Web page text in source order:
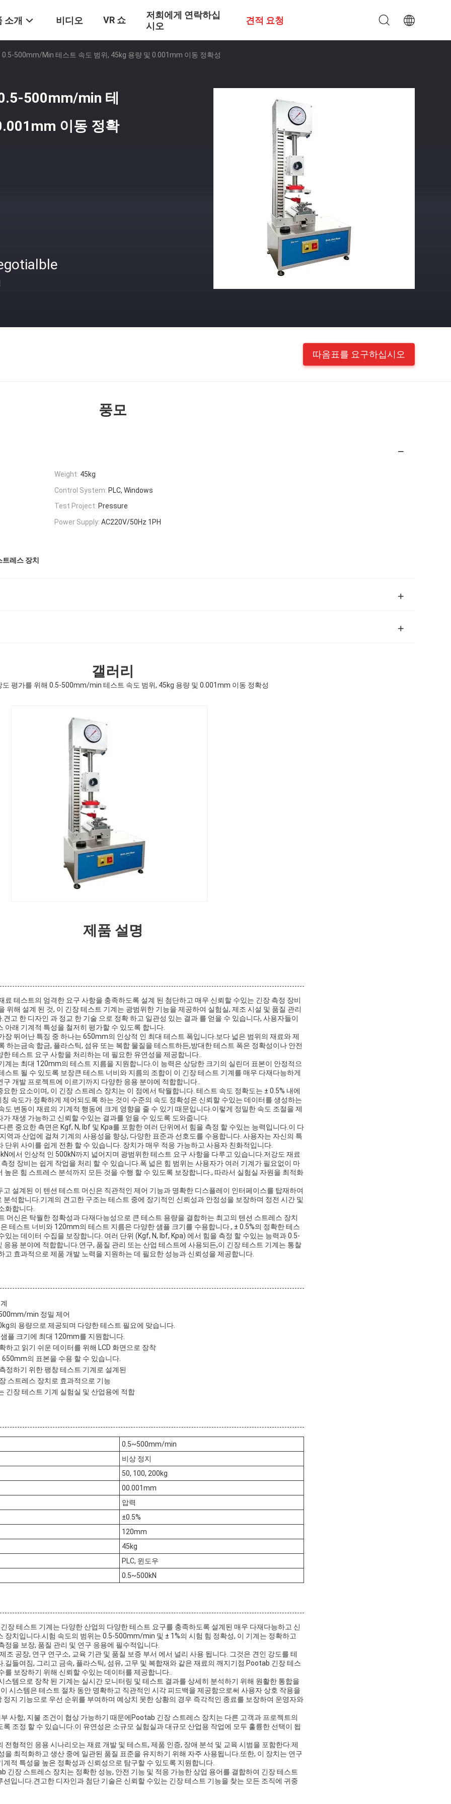
소개 비디오 VR 쇼
저희에게 연락하십
시오
견적 요청
0.5-500mm/min 테스트 속도 범위, 45kg 용량 및 0.001mm 이동 정확성
500mm/min 테
이동 정확
따옴표를 요구하십시오
풍모
Weight: 45kg
Control System: PLC, Windows
Test Project: Pressure
Power Supply: AC220V/50Hz 1PH
트레스 장치
갤러리
도 평가를 위해 0.5-500mm/min 테스트 속도 범위, 45kg 용량 및 0.001mm 이동 정확성
제품 설명
료 테스트의 엄격한 요구 사항을 충족하도록 설계 된 첨단하고 매우 신뢰할 수있는 긴장 측정 장비
위해 설계 된 것, 이 긴장 테스트 기계는 광범위한 기능을 제공하여 실험실, 제조 시설 및 품질 관리
고 한 디자인 과 정교 한 기술 으로 정확 하고 일관성 있는 결과 를 얻을 수 있습니다, 사용자들이
아래 기계적 특성을 철저히 평가할 수 있도록 합니다.
장 뛰어난 특징 중 하나는 650mm의 인상적 인 최대 테스트 폭입니다.보다 넓은 범위의 재료와 제
하는금속 합금, 플라스틱, 섬유 또는 복합 물질을 테스트하든,방대한 테스트 폭은 정확성이나 안전
테스트 요구 사항을 처리하는 데 필요한 유연성을 제공합니다..
계는 최대 120mm의 테스트 지름을 지원합니다.이 능력은 상당한 크기의 실린더 표본이 안정적으
스트 될 수 있도록 보장큰 테스트 너비와 지름의 조합이 이 긴장 테스트 기계를 매우 다재다능하게
개발 프로젝트에 이르기까지 다양한 응용 분야에 적합합니다..
한 요소이며, 이 긴장 스트레스 장치는 이 점에서 탁월합니다. 테스트 속도 정확도는 ± 0.5% 내에
속도가 정확하게 제어되도록 하는 것이 수준의 속도 정확성은 신뢰할 수있는 데이터를 생성하는
도 변동이 재료의 기계적 행동에 크게 영향을 줄 수 있기 때문입니다.이렇게 정밀한 속도 조절을 제
가 재생 가능하고 신뢰할 수있는 결과를 얻을 수 있도록 도와줍니다.
른 중요한 측면은 Kgf, N, lbf 및 Kpa를 포함한 여러 단위에서 힘을 측정 할 수있는 능력입니다.이 다
역과 산업에 걸쳐 기계의 사용성을 향상, 다양한 표준과 선호도를 수용합니다. 사용자는 자신의 특
단위 사이를 쉽게 전환 할 수 있습니다. 장치가 매우 적응 가능하고 사용자 친화적입니다.
에서 인상적 인 500kN까지 넓어지며 광범위한 테스트 요구 사항을 다루고 있습니다.저강도 재료
정 장비는 쉽게 작업을 처리 할 수 있습니다.폭 넓은 힘 범위는 사용자가 여러 기계가 필요없이 마
높은 힘 스트레스 분석까지 모든 것을 수행 할 수 있도록 보장합니다., 따라서 실험실 자원을 최적화
고 설계된 이 텐션 테스트 머신은 직관적인 제어 기능과 명확한 디스플레이 인터페이스를 탑재하여
분석합니다.기계의 견고한 구조는 테스트 중에 장기적인 신뢰성과 안정성을 보장하며 정전 시간 및
화합니다.
머신은 탁월한 정확성과 다재다능성으로 큰 테스트 용량을 결합하는 최고의 텐션 스트레스 장치
테스트 너비와 120mm의 테스트 지름은 다양한 샘플 크기를 수용합니다., ± 0.5%의 정확한 테스
있는 데이터 수집을 보장합니다. 여러 단위 (Kgf, N, lbf, Kpa) 에서 힘을 측정 할 수있는 능력과 0.5-
응용 분야에 적합합니다.연구, 품질 관리 또는 산업 테스트에 사용되든,이 긴장 테스트 기계는 통찰
고 효과적으로 제품 개발 노력을 지원하는 데 필요한 성능과 신뢰성을 제공합니다.
min 정밀 제어
의 용량으로 제공되며 다양한 테스트 필요에 맞습니다.
플 크기에 최대 120mm를 지원합니다.
하고 읽기 쉬운 데이터를 위해 LCD 화면으로 장착
의 표본을 수용 할 수 있습니다.
정하기 위한 팽창 테스트 기계로 설계된
스트레스 장치로 효과적으로 기능
긴장 테스트 기계 실험실 및 산업용에 적합
0.5~500mm/min
비상 정지
50, 100, 200kg
00.001mm
압력
±0.5%
120mm
45kg
PLC, 윈도우
0.5~500kN
장 테스트 기계는 다양한 산업의 다양한 테스트 요구를 충족하도록 설계된 매우 다재다능하고 신
장치입니다.시험 속도의 범위는 0.5-500mm/min 및 ± 1%의 시험 힘 정확성, 이 기계는 정확하고
정을 보장, 품질 관리 및 연구 응용에 필수적입니다.
조 공장, 연구 연구소, 교육 기관 및 품질 보증 부서 에서 널리 사용 됩니다. 그것은 견인 강도를 테
.길들여짐, 그리고 금속, 플라스틱, 섬유, 고무 및 복합재와 같은 재료의 깨지기점.Pootab 긴장 테스
를 보장하기 위해 신뢰할 수있는 데이터를 제공합니다..
스템으로 장착 된 기계는 실시간 모니터링 및 테스트 결과를 상세히 분석하기 위해 원활한 통합을
시스템은 테스트 절차 동안 명확하고 직관적인 시각 피드백을 제공함으로써 사용자 상호 작용을
정지 기능으로 우선 순위를 부여하며 예상치 못한 상황의 경우 즉각적인 종료를 보장하여 운영자와
사항, 지불 조건이 협상 가능하기 때문에Pootab 긴장 스트레스 장치는 다른 고객과 프로젝트의
록 조정 할 수 있습니다.이 유연성은 소규모 실험실과 대규모 산업용 작업에 모두 훌륭한 선택이 됩
전형적인 응용 시나리오는 재료 개발 및 테스트, 제품 인증, 장애 분석 및 교육 시범을 포함한다.제
을 최적화하고 생산 중에 일관된 품질 표준을 유지하기 위해 자주 사용됩니다.또한, 이 장치는 연구
계적 특성을 높은 정확성과 신뢰성으로 탐구할 수 있도록 지원합니다.
긴장 스트레스 장치는 정확한 성능, 안전 기능 및 적응 가능한 상업 용어를 결합하여 긴장 테스트
션입니다.견고한 디자인과 첨단 기술은 신뢰할 수있는 긴장 테스트 기능을 찾는 모든 조직에 귀중